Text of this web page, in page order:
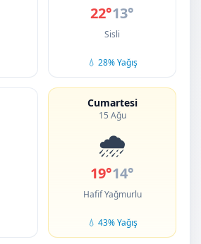
22°13°
Sisli
💧 28% Yağış
Cumartesi
15 Ağu
🌧️
19°14°
Hafif Yağmurlu
💧 43% Yağış